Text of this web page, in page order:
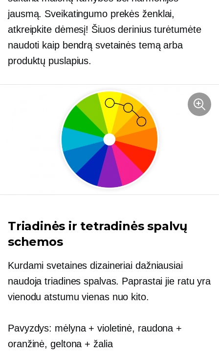
jausmą. Sveikatingumo prekės ženklai,
atkreipkite dėmesį! Šiuos derinius turėtumėte
naudoti kaip bendrą svetainės temą arba
produktų puslapius.
Triadinės ir tetradinės spalvų
schemos
Kurdami svetaines dizaineriai dažniausiai
naudoja triadines spalvas. Paprastai jie ratu yra
vienodu atstumu vienas nuo kito.
Pavyzdys: mėlyna + violetinė, raudona +
oranžinė, geltona + žalia